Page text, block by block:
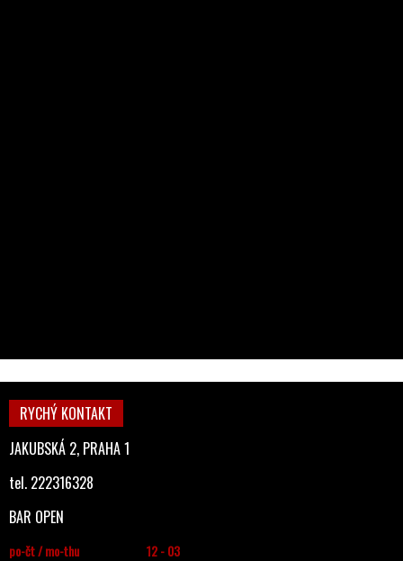
RYCHÝ KONTAKT
JAKUBSKÁ 2, PRAHA 1
tel. 222316328
BAR OPEN
po-čt / mo-thu
12 - 03